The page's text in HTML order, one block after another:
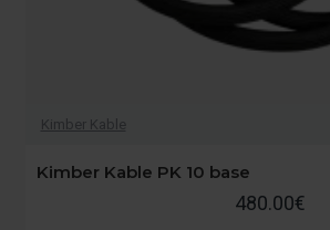
Kimber Kable
Kimber Kable PK 10 base
480.00€